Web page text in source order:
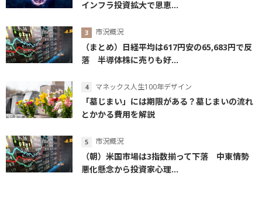
インフラ投資拡大で恩恵...
市況概況
（まとめ）日経平均は617円安の65,683円で反
落 半導体株に売りも好...
マネックス人生100年デザイン
「墓じまい」には期限がある？墓じまいの流れ
とかかる費用を解説
市況概況
（朝）米国市場は3指数揃って下落 中東情勢
悪化懸念から投資家心理...